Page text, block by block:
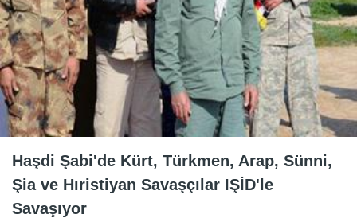
Haşdi Şabi'de Kürt, Türkmen, Arap, Sünni,
Şia ve Hıristiyan Savaşçılar IŞİD'le
Savaşıyor